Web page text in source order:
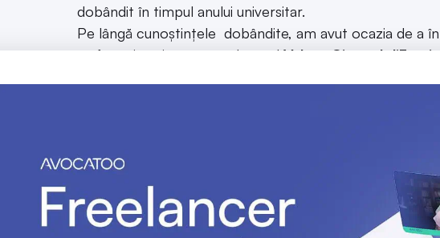
dobândit în timpul anului universitar.
Pe lângă cunoștințele dobândite, am avut ocazia de a
au făcut istorie precum domnulValery-Giscard
Afirm, cu tărie, că experiență la Consiliu m-a
făcut să mă îndrăgostesc de dreptul public, în general,
recomand micilor juriști francofoni, în special
care sunt pasionați de dreptul constituțional și care
public să aplice pentru efectuarea un stagiu de
fără îndoială, un plus la angajare chiar și în instituțiile din
Juristul ce studiaza drept comparat își va cunoaște